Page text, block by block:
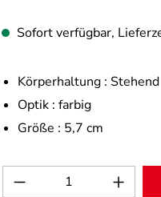
Sofort verfügbar,
Körperhaltung : Stehend
Optik : farbig
Größe : 5,7 cm
Produkt Anzahl: